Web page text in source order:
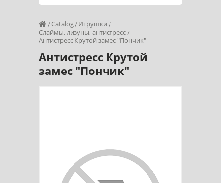
Catalog
Игрушки
Слаймы, лизуны, антистресс
Антистресс Крутой замес "Пончик"
Антистресс Крутой
замес "Пончик"